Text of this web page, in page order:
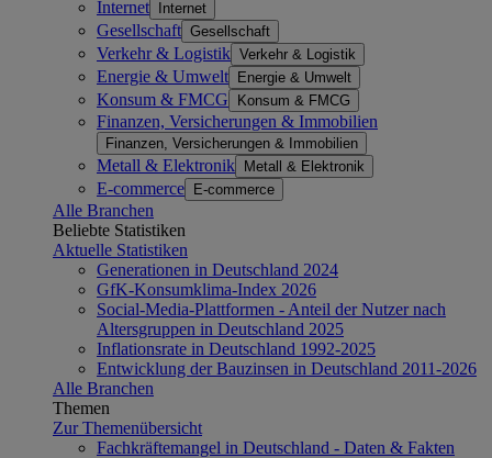
Internet Internet
Gesellschaft Gesellschaft
Verkehr & Logistik Verkehr & Logistik
Energie & Umwelt Energie & Umwelt
Konsum & FMCG Konsum & FMCG
Finanzen, Versicherungen & Immobilien
Finanzen, Versicherungen & Immobilien
Metall & Elektronik Metall & Elektronik
E-commerce E-commerce
Alle Branchen
Beliebte Statistiken
Aktuelle Statistiken
Generationen in Deutschland 2024
GfK-Konsumklima-Index 2026
Social-Media-Plattformen - Anteil der Nutzer nach
Altersgruppen in Deutschland 2025
Inflationsrate in Deutschland 1992-2025
Entwicklung der Bauzinsen in Deutschland 2011-2026
Alle Branchen
Themen
Zur Themenübersicht
Fachkräftemangel in Deutschland - Daten & Fakten